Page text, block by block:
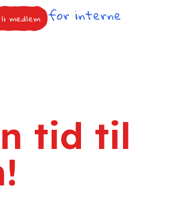
medlem for interne
tid til